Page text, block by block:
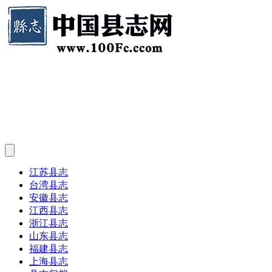
江苏县志
台湾县志
安徽县志
江西县志
浙江县志
山东县志
福建县志
上海县志